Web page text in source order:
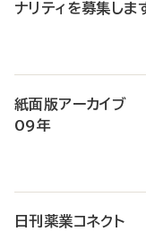
ナリティを募集しま
紙面版アーカイ
09年
日刊薬業コネクト